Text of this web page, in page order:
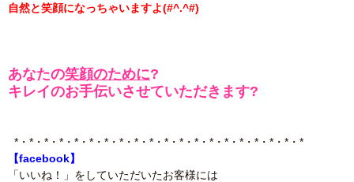
自然と笑顔になっちゃいますよ(#^.^#)
あなたの笑顔のために?
キレイのお手伝いさせていただきます?
*・*・*・*・*・*・*・*・*・*・*・*・*・*・*・*・*・*・*・*
【facebook】
「いいね！」をしていただいたお客様には